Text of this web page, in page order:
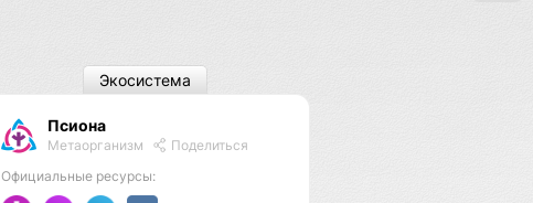
Псиона
Метаорганизм
Поделиться
Официальные ресурсы:
Экосистема